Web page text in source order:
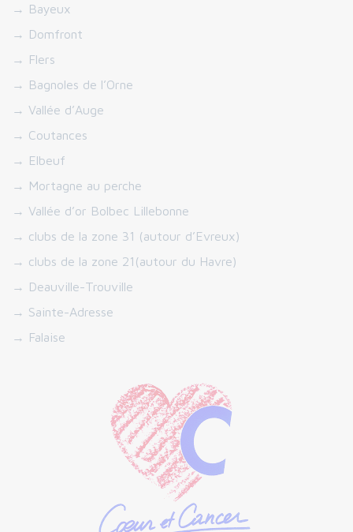
→ Bayeux
→ Domfront
→ Flers
→ Bagnoles de l’Orne
→ Vallée d’Auge
→ Coutances
→ Elbeuf
→ Mortagne au perche
→ Vallée d’or Bolbec Lillebonne
→ clubs de la zone 31 (autour d’Evreux)
→ clubs de la zone 21(autour du Havre)
→ Deauville-Trouville
→ Sainte-Adresse
→ Falaise